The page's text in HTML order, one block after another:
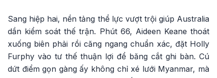
Sang hiệp hai, nền tảng thể lực vượt trội giúp Australia
dần kiểm soát thế trận. Phút 66, Aideen Keane thoát
xuống biên phải rồi căng ngang chuẩn xác, đặt Holly
Furphy vào tư thế thuận lợi để băng cắt ghi bàn. Cú
dứt điểm gọn gàng ấy không chỉ xé lưới Myanmar, mà